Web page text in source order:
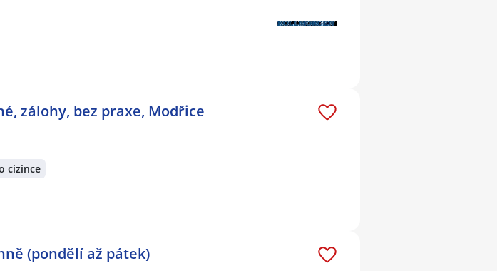
zálohy, bez praxe, Modřice
cizince
(pondělí až pátek)